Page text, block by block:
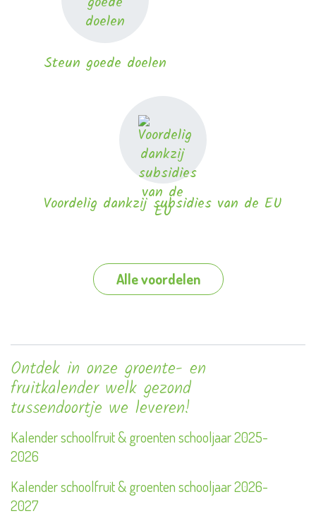
Steun goede doelen
Voordelig dankzij subsidies van de EU
Alle voordelen
Ontdek in onze groente- en
fruitkalender welk gezond
tussendoortje we leveren!
Kalender schoolfruit & groenten schooljaar 2025-
2026
Kalender schoolfruit & groenten schooljaar 2026-
2027